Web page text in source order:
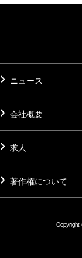
ニュース
会社概要
求人
著作権について